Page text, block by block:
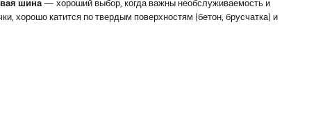
шина— хороший выбор, когда важны необслуживаемость и
хорошо катится по твердым поверхностям (бетон, брусчатка) и